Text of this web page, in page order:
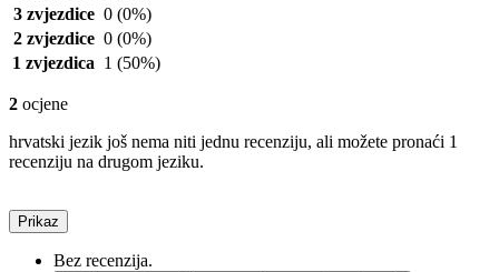
3 zvjezdice 0 (0%)
2 zvjezdice 0 (0%)
1 zvjezdica 1 (50%)
2 ocjene
hrvatski jezik još nema niti jednu recenziju, ali možete pronaći 1
recenziju na drugom jeziku.
Prikaz
Bez recenzija.